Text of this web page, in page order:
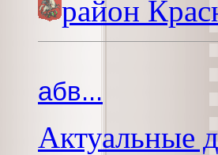
район
абв...
Актуальные